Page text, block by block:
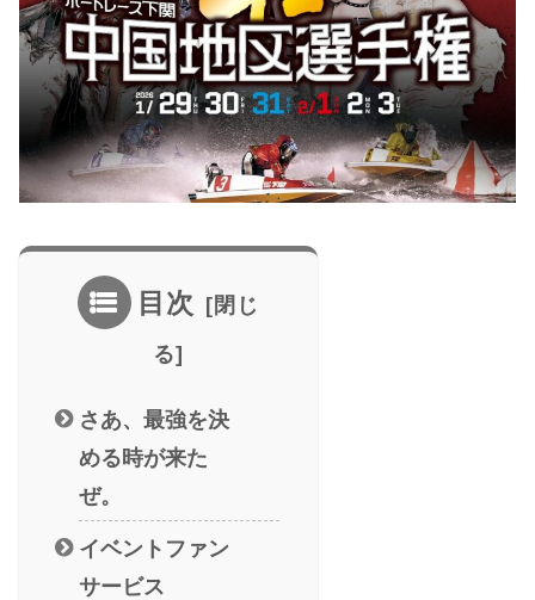
目次
さあ、最強を決
める時が来た
ぜ。
イベントファン
サービス